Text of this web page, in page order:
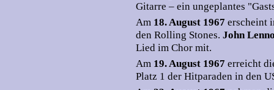
Gitarre – ein ungeplantes
Am 18. August 1967 erscheint
den Rolling Stones. John
Lied im Chor mit.
Am 19. August 1967 erreicht
Platz 1 der Hitparaden in den